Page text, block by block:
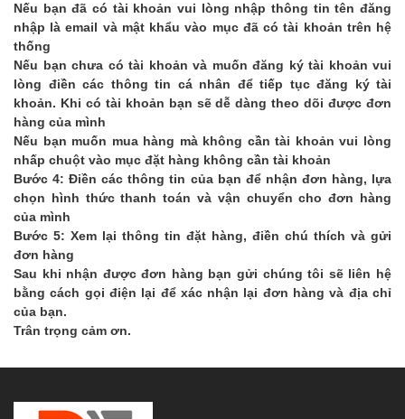
Nếu bạn đã có tài khoản vui lòng nhập thông tin tên đăng
nhập là email và mật khẩu vào mục đã có tài khoản trên hệ
thống
Nếu bạn chưa có tài khoản và muốn đăng ký tài khoản vui
lòng điền các thông tin cá nhân để tiếp tục đăng ký tài
khoản. Khi có tài khoản bạn sẽ dễ dàng theo dõi được đơn
hàng của mình
Nếu bạn muốn mua hàng mà không cần tài khoản vui lòng
nhấp chuột vào mục đặt hàng không cần tài khoản
Bước 4: Điền các thông tin của bạn để nhận đơn hàng, lựa
chọn hình thức thanh toán và vận chuyển cho đơn hàng
của mình
Bước 5: Xem lại thông tin đặt hàng, điền chú thích và gửi
đơn hàng
Sau khi nhận được đơn hàng bạn gửi chúng tôi sẽ liên hệ
bằng cách gọi điện lại để xác nhận lại đơn hàng và địa chỉ
của bạn.
Trân trọng cảm ơn.